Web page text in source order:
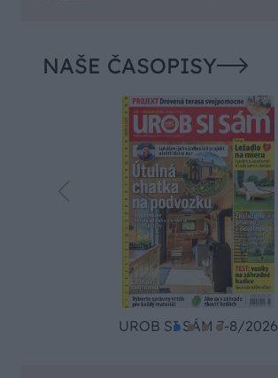
NAŠE ČASOPISY
UROB SI SÁM 7-8/2026